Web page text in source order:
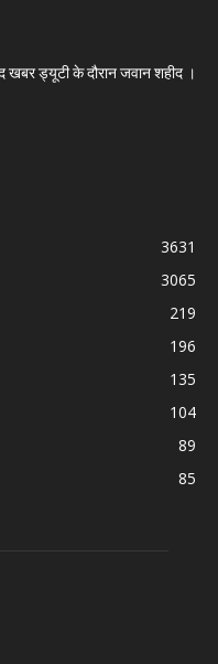
खबर ड्यूटी के दौरान जवान शहीद ।
3631
3065
219
196
135
104
89
85